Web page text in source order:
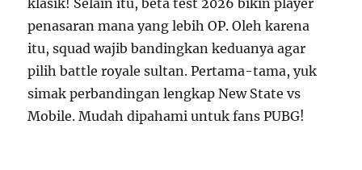
penasaran mana yang lebih OP. Oleh karena
itu, squad wajib bandingkan keduanya agar
pilih battle royale sultan. Pertama-tama, yuk
simak perbandingan lengkap New State vs
Mobile. Mudah dipahami untuk fans PUBG!